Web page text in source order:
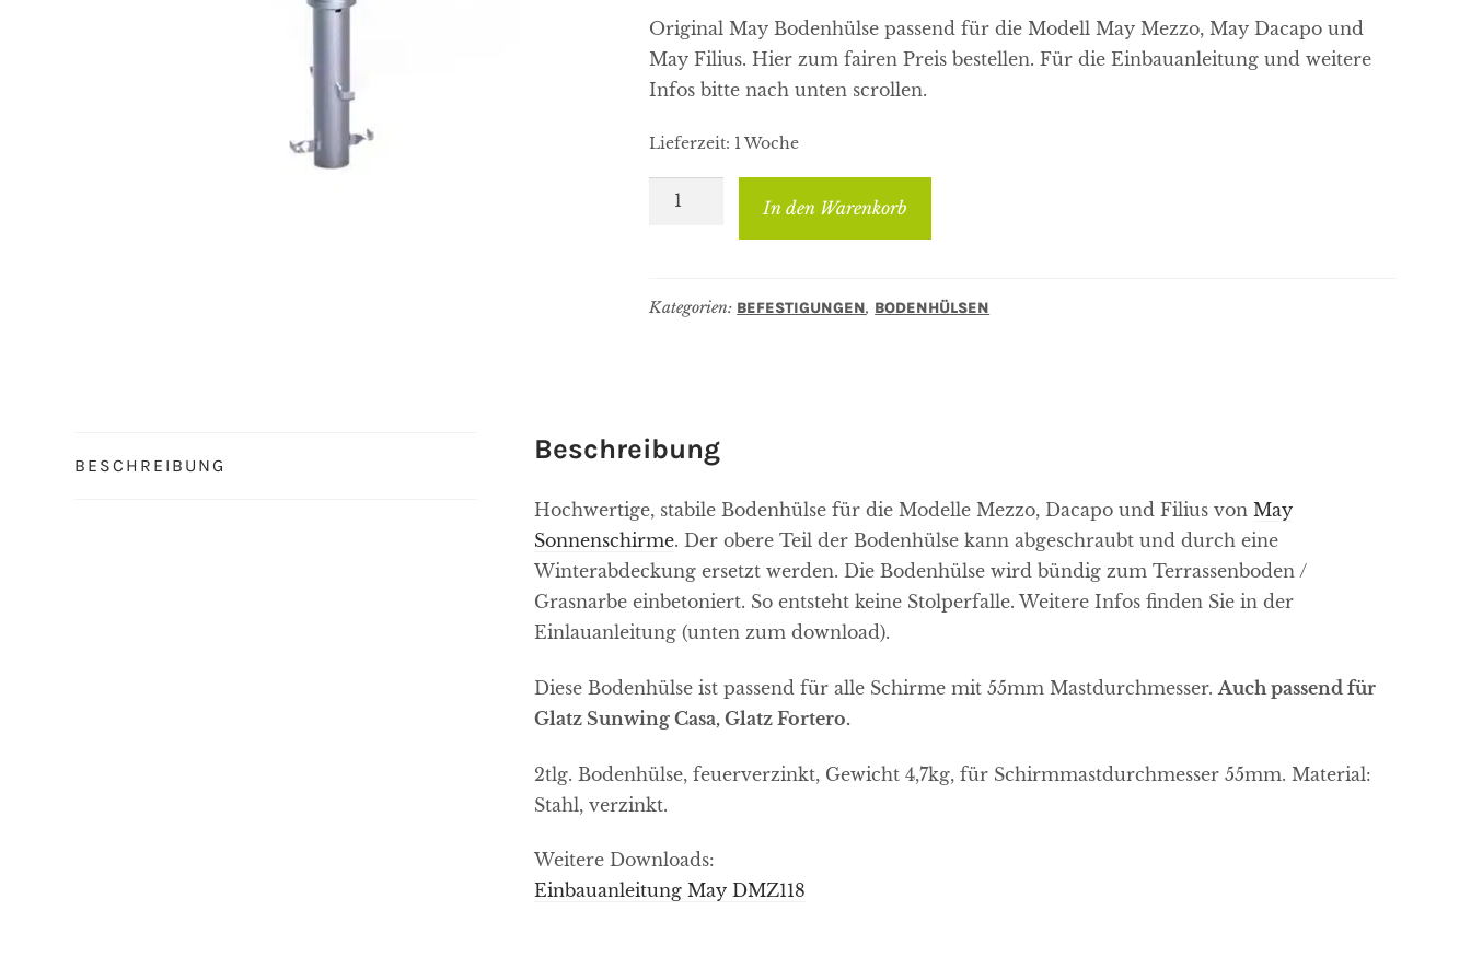
Original May Bodenhülse passend für die Modell May Mezzo, May Dacapo und
May Filius. Hier zum fairen Preis bestellen. Für die Einbauanleitung und weitere
Infos bitte nach unten scrollen.
Lieferzeit: 1 Woche
May
Modelle
Filius
Menge
In den Warenkorb
Kategorien: BEFESTIGUNGEN, BODENHÜLSEN
BESCHREIBUNG Beschreibung
Hochwertige, stabile Bodenhülse für die Modelle Mezzo, Dacapo und Filius vonMay
Sonnenschirme. Der obere Teil der Bodenhülse kann abgeschraubt und durch eine
Winterabdeckung ersetzt werden. Die Bodenhülse wird bündig zum Terrassenboden /
Grasnarbe einbetoniert. So entsteht keine Stolperfalle. Weitere Infos finden Sie in der
Einlauanleitung (unten zum download).
Diese Bodenhülse ist passend für alle Schirme mit 55mm Mastdurchmesser.Auch passend für
Glatz Sunwing Casa, Glatz Fortero.
2tlg. Bodenhülse, feuerverzinkt, Gewicht 4,7kg, für Schirmmastdurchmesser 55mm. Material:
Stahl, verzinkt.
Weitere Downloads:
Einbauanleitung May DMZ118